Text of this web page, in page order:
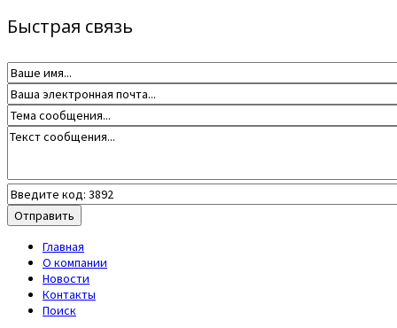
Быстрая связь
Главная
О компании
Новости
Контакты
Поиск